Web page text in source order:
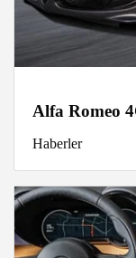
Alfa Romeo
Haberler